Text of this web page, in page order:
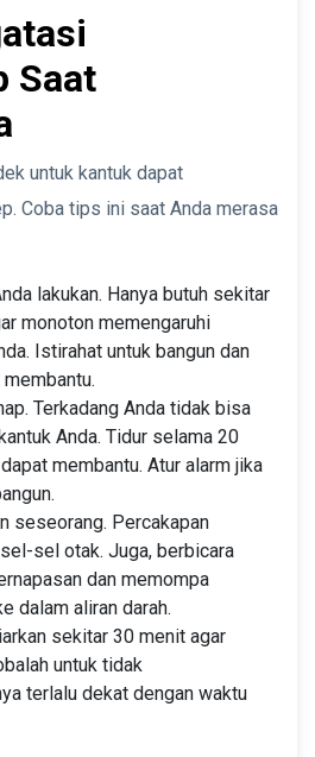
Saat
untuk kantuk dapat
Coba tips ini saat Anda merasa
lakukan. Hanya butuh sekitar
monoton memengaruhi
Istirahat untuk bangun dan
Terkadang Anda tidak bisa
Anda. Tidur selama 20
membantu. Atur alarm jika
seseorang. Percakapan
sel otak. Juga, berbicara
dan memompa
dalam aliran darah.
sekitar 30 menit agar
untuk tidak
terlalu dekat dengan waktu